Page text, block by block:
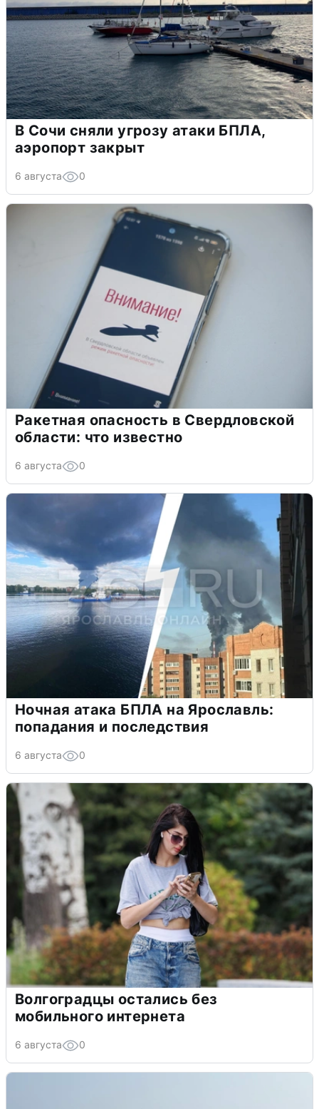
В Сочи сняли угрозу атаки БПЛА,
аэропорт закрыт
6 августа 0
Ракетная опасность в Свердловской
области: что известно
6 августа 0
Ночная атака БПЛА на Ярославль:
попадания и последствия
6 августа 0
Волгоградцы остались без
мобильного интернета
6 августа 0